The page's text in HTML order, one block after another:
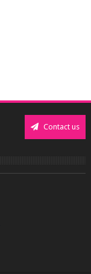
Contact us